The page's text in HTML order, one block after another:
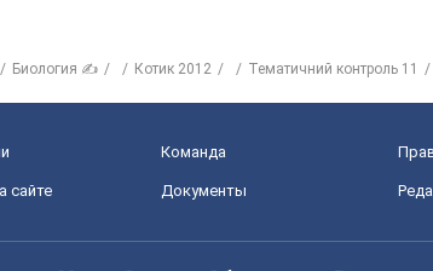
Биология ✍ Котик 2012 Тематичний контроль 11
Команда
сайте Документы